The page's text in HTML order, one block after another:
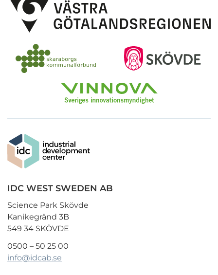
IDC WEST SWEDEN AB
Science Park Skövde
Kanikegränd 3B
549 34 SKÖVDE
0500 – 50 25 00
info@idcab.se